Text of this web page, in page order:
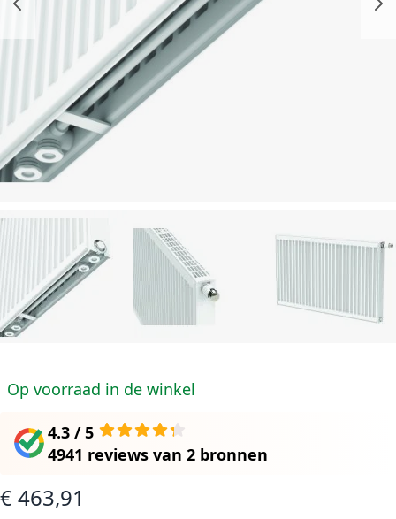
Op voorraad in de winkel
4.3 / 5
4941 reviews van 2 bronnen
€ 463,91